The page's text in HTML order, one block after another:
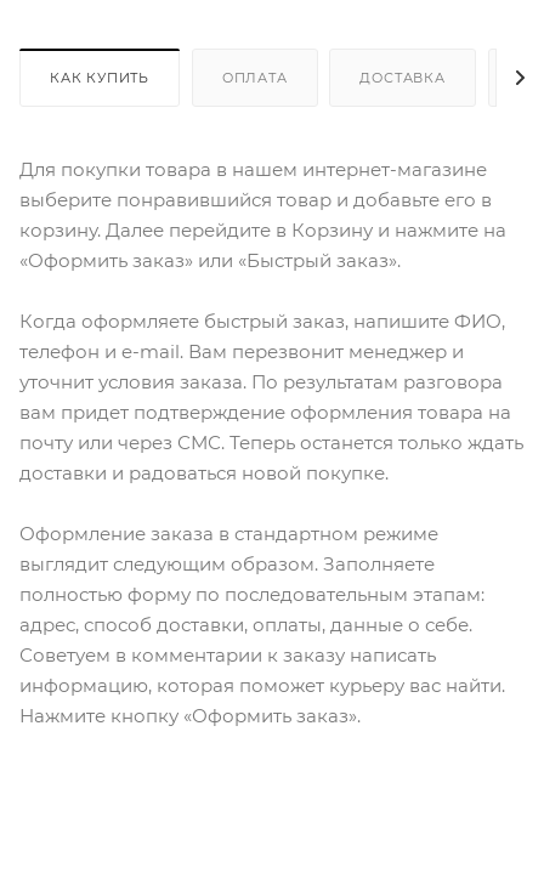
КАК КУПИТЬ ОПЛАТА ДОСТАВКА
Для покупки товара в нашем интернет-магазине
выберите понравившийся товар и добавьте его в
корзину. Далее перейдите в Корзину и нажмите на
«Оформить заказ» или «Быстрый заказ».
Когда оформляете быстрый заказ, напишите ФИО,
телефон и e-mail. Вам перезвонит менеджер и
уточнит условия заказа. По результатам разговора
вам придет подтверждение оформления товара на
почту или через СМС. Теперь останется только ждать
доставки и радоваться новой покупке.
Оформление заказа в стандартном режиме
выглядит следующим образом. Заполняете
полностью форму по последовательным этапам:
адрес, способ доставки, оплаты, данные о себе.
Советуем в комментарии к заказу написать
информацию, которая поможет курьеру вас найти.
Нажмите кнопку «Оформить заказ».